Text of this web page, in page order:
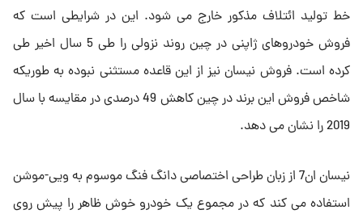
خط تولید ائتلاف مذکور خارج می شود. این در شرایطی است که
فروش خودروهای ژاپنی در چین روند نزولی را طی 5 سال اخیر طی
کرده است. فروش نیسان نیز از این قاعده مستثنی نبوده به طوریکه
شاخص فروش این برند در چین کاهش 49 درصدی در مقایسه با سال
2019 را نشان می دهد.
نیسان ان7 از زبان طراحی اختصاصی دانگ فنگ موسوم به ویی-موشن
استفاده می کند که در مجموع یک خودرو خوش ظاهر را پیش روی